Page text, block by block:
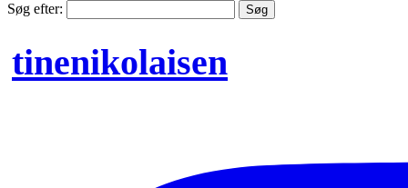
Søg efter:
tinenikolaisen